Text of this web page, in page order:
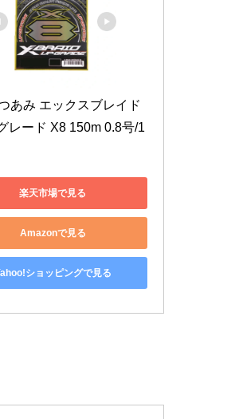
あみ エックスブレイド
レード X8 150m 0.8号/1
楽天市場で見る
Amazonで見る
ショッピングで見る